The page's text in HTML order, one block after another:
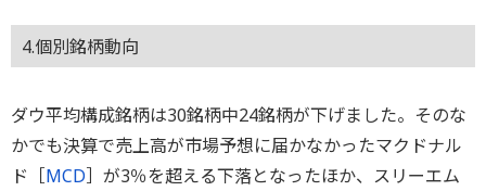
4.個別銘柄動向
ダウ平均構成銘柄は30銘柄中24銘柄が下げました。そのな
かでも決算で売上高が市場予想に届かなかったマクドナル
ド［MCD］が3％を超える下落となったほか、スリーエム